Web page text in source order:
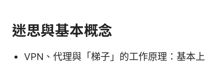
迷思與基本概念
VPN、代理與「梯子」的工作原理：基本上